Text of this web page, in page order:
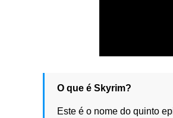
O que é Skyrim?
Este é o nome do quinto